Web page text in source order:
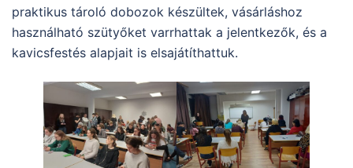
praktikus tároló dobozok készültek, vásárláshoz
használható szütyőket varrhattak a jelentkezők, és a
kavicsfestés alapjait is elsajátíthattuk.